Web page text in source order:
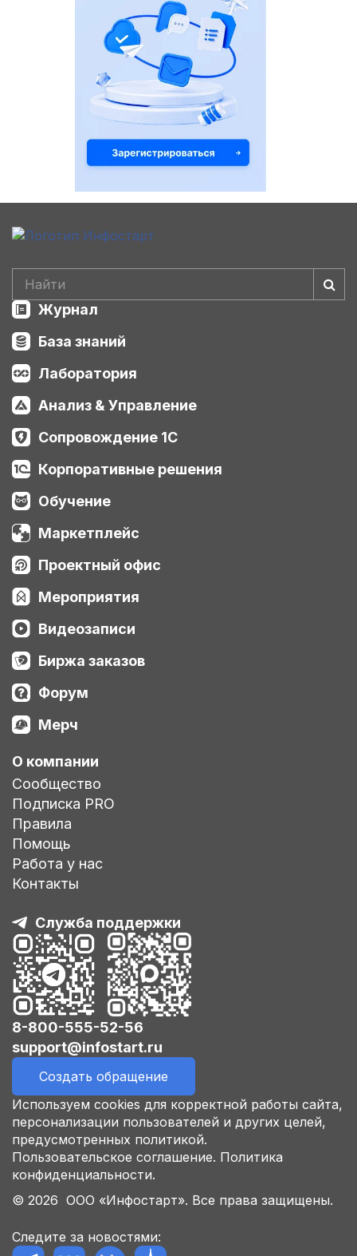
Журнал
База знаний
Лаборатория
Анализ & Управление
Сопровождение 1С
Корпоративные решения
Обучение
Маркетплейс
Проектный офис
Мероприятия
Видеозаписи
Биржа заказов
Форум
Мерч
О компании
Сообщество
Подписка PRO
Правила
Помощь
Работа у нас
Контакты
Служба поддержки
8-800-555-52-56
support@infostart.ru
Создать обращение
Используем cookies для корректной работы сайта,
персонализации пользователей и других целей,
предусмотренных политикой.
Пользовательское соглашение. Политика
конфиденциальности.
© 2026 ООО «Инфостарт». Все права защищены.
Следите за новостями: